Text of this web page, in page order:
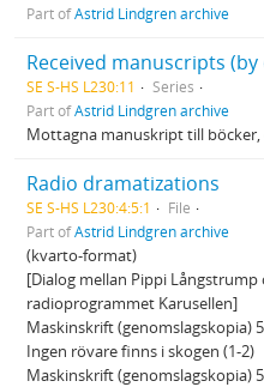
Part ofAstrid Lindgren archive
Received manuscripts
SE S-HS L230:11
Series
Part ofAstrid Lindgren archive
Mottagna manuskript till
Radio dramatizations
SE S-HS L230:4:5:1
File
Part ofAstrid Lindgren archive
(kvarto-format)
[Dialog mellan Pippi Långstrump
radioprogrammet Karusellen]
Maskinskrift (genomslagskopia)
Ingen rövare finns i skogen (1-2)
Maskinskrift (genomslagskopia)